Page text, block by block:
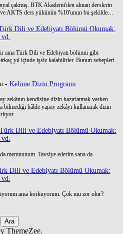
çakmış. BTK Akademi'den alınan derslerin
ve AKTS ders yükünün %10'unun bu şekilde…
Dili ve Edebiyatı Bölümü Okumak:
vd.
ama Türk Dili ve Edebiyatı bölümü gibi
yıl içinde işsiz kalabilirler. Bunun sebepleri
- Kelime Dizin Programı
zekânın kendisine dizin hazırlatmak varken
bilmediği hâlde yapay zekâyı kullanarak dizin
Türk Dili ve Edebiyatı Bölümü Okumak:
vd.
memnunum. Tavsiye ederim sana da.
Dili ve Edebiyatı Bölümü Okumak:
vd.
ama korkuyorum. Çok mu zor olur?
Ara
ThemeZee.